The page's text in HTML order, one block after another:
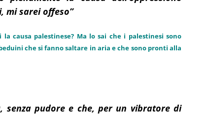
mi sarei offeso”
causa palestinese? Ma lo sai che i palestinesi sono
che si fanno saltare in aria e che sono pronti alla
senza pudore e che, per un vibratore di